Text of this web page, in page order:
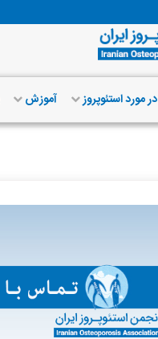
در مورد استئوپروز آموزش